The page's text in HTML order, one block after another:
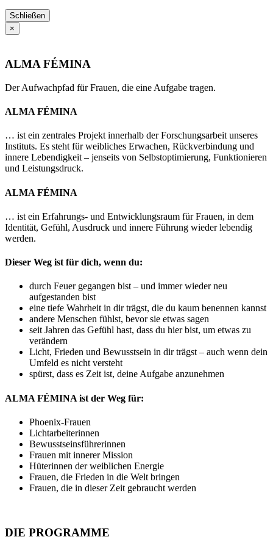
Schließen
×
ALMA FÉMINA
Der Aufwachpfad für Frauen, die eine Aufgabe tragen.
ALMA FÉMINA
… ist ein zentrales Projekt innerhalb der Forschungsarbeit unseres
Instituts. Es steht für weibliches Erwachen, Rückverbindung und
innere Lebendigkeit – jenseits von Selbstoptimierung, Funktionieren
und Leistungsdruck.
ALMA FÉMINA
… ist ein Erfahrungs- und Entwicklungsraum für Frauen, in dem
Identität, Gefühl, Ausdruck und innere Führung wieder lebendig
werden.
Dieser Weg ist für dich, wenn du:
durch Feuer gegangen bist – und immer wieder neu
aufgestanden bist
eine tiefe Wahrheit in dir trägst, die du kaum benennen kannst
andere Menschen fühlst, bevor sie etwas sagen
seit Jahren das Gefühl hast, dass du hier bist, um etwas zu
verändern
Licht, Frieden und Bewusstsein in dir trägst – auch wenn dein
Umfeld es nicht versteht
spürst, dass es Zeit ist, deine Aufgabe anzunehmen
ALMA FÉMINA ist der Weg für:
Phoenix-Frauen
Lichtarbeiterinnen
Bewusstseinsführerinnen
Frauen mit innerer Mission
Hüterinnen der weiblichen Energie
Frauen, die Frieden in die Welt bringen
Frauen, die in dieser Zeit gebraucht werden
DIE PROGRAMME